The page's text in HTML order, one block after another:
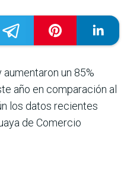
un 85%
año en comparación al
los datos recientes
de Comercio